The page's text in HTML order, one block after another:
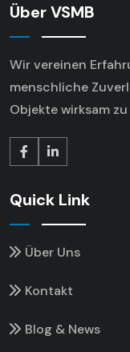
Über VSMB
Wir vereinen
menschliche
Objekte wirksam
Quick Link
Über Uns
Kontakt
Blog & News